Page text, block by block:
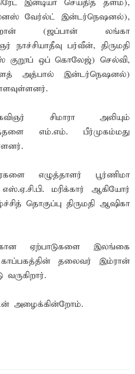
இன்டியா செய்தித் தளம்),
வேர்ல்ட் இன்டர்நெஷனல்),
(ஜப்பான் லங்கா
நாச்சியாதீவு பர்வீன், திருமதி
குறூப் ஒப் கொலேஜ்) செல்வி,
அத்பால் இன்டர்நெஷனல்)
சிமாரா அலியும்
எம்.எம். பீர்முகம்மது
எழுத்தாளர் பூர்ணிமா
மரிக்கார் ஆகியோர்
தொகுப்பு திருமதி ஆஷிகா
ஏற்பாடுகளை இலங்கை
தலைவர் இம்ரான்
அழைக்கின்றோம்.